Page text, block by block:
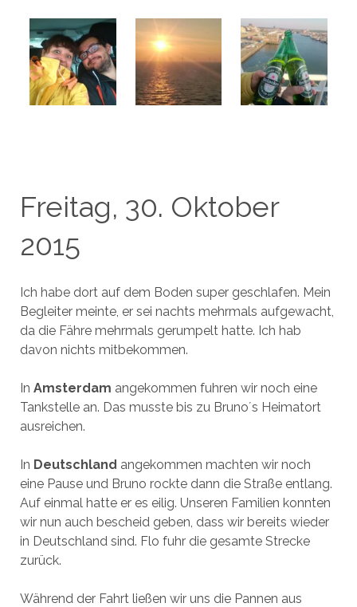
Freitag, 30. Oktober
2015
Ich habe dort auf dem Boden super geschlafen. Mein
Begleiter meinte, er sei nachts mehrmals aufgewacht,
da die Fähre mehrmals gerumpelt hatte. Ich hab
davon nichts mitbekommen.
In Amsterdam angekommen fuhren wir noch eine
Tankstelle an. Das musste bis zu Bruno´s Heimatort
ausreichen.
In Deutschland angekommen machten wir noch
eine Pause und Bruno rockte dann die Straße entlang.
Auf einmal hatte er es eilig. Unseren Familien konnten
wir nun auch bescheid geben, dass wir bereits wieder
in Deutschland sind. Flo fuhr die gesamte Strecke
zurück.
Während der Fahrt ließen wir uns die Pannen aus